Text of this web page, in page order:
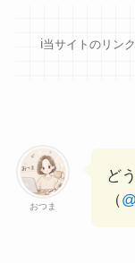
ℹ︎当サイトのリン
おつま
ど
（